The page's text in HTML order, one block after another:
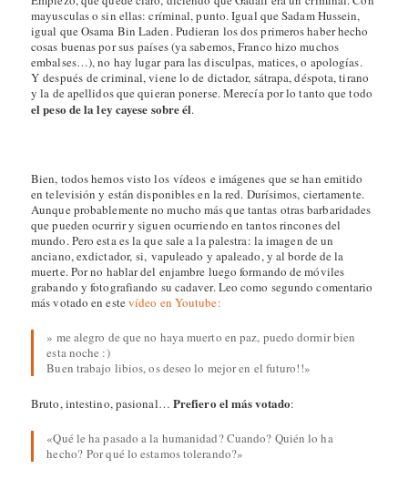
mayusculas o sin ellas: críminal, punto. Igual que Sadam Hussein,
igual que Osama Bin Laden. Pudieran los dos primeros haber hecho
cosas buenas por sus países (ya sabemos, Franco hizo muchos
embalses…), no hay lugar para las disculpas, matices, o apologías.
Y después de criminal, viene lo de dictador, sátrapa, déspota, tirano
y la de apellidos que quieran ponerse. Merecía por lo tanto que todo
el peso de la ley cayese sobre él.
Bien, todos hemos visto los vídeos e imágenes que se han emitido
en televisión y están disponibles en la red. Durísimos, ciertamente.
Aunque probablemente no mucho más que tantas otras barbaridades
que pueden ocurrir y siguen ocurriendo en tantos rincones del
mundo. Pero esta es la que sale a la palestra: la imagen de un
anciano, exdictador, si, vapuleado y apaleado, y al borde de la
muerte. Por no hablar del enjambre luego formando de móviles
grabando y fotografiando su cadaver. Leo como segundo comentario
más votado en estevídeo en Youtube:
» me alegro de que no haya muerto en paz, puedo dormir bien
esta noche :)
Buen trabajo libios, os deseo lo mejor en el futuro!!»
Bruto, intestino, pasional… Prefiero el más votado:
«Qué le ha pasado a la humanidad? Cuando? Quién lo ha
hecho? Por qué lo estamos tolerando?»